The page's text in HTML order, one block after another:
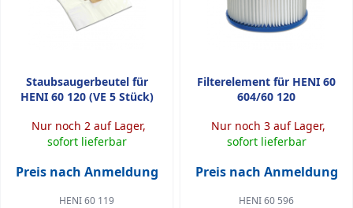
Staubsaugerbeutel für
HENI 60 120 (VE 5 Stück)
Nur noch 2 auf Lager,
sofort lieferbar
Preis nach Anmeldung
HENI 60 119
Filterelement für HENI 60
604/60 120
Nur noch 3 auf Lager,
sofort lieferbar
Preis nach Anmeldung
HENI 60 596